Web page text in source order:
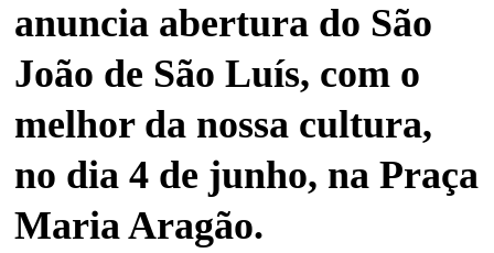
anuncia abertura do São
João de São Luís, com o
melhor da nossa cultura,
no dia 4 de junho, na Praça
Maria Aragão.